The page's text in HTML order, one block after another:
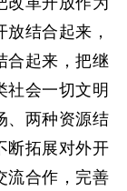
结合起来，
合起来，把继
社会一切文明
、两种资源结
断拓展对外开
流合作，完善